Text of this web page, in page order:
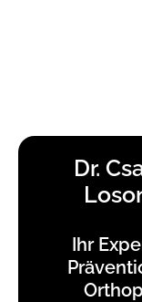
Dr.
Ihr